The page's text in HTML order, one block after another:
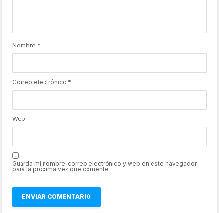
Nombre *
Correo electrónico *
Web
Guarda mi nombre, correo electrónico y web en este navegador
para la próxima vez que comente.